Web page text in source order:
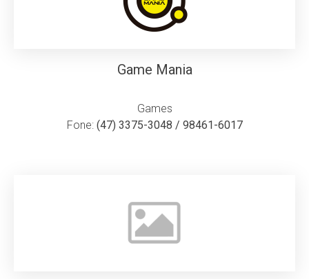
Game Mania
Games
Fone: (47) 3375-3048 / 98461-6017